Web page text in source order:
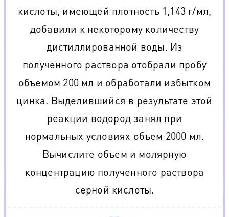
кислоты, имеющей плотность 1,143 г/мл,
добавили к некоторому количеству
дистиллированной воды. Из
полученного раствора отобрали пробу
объемом 200 мл и обработали избытком
цинка. Выделившийся в результате этой
реакции водород занял при
нормальных условиях объем 2000 мл.
Вычислите объем и молярную
концентрацию полученного раствора
серной кислоты.